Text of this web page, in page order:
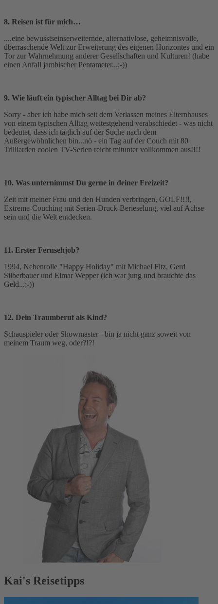
8. Reisen ist für mich…
....eine bewusstseinserweiternde, alternativlose, geheimnisvolle,
überraschende Welt zur Erweiterung des eigenen Horizontes und ein
Tor zur Wahrnehmung anderer Gesellschaften und Kulturen! (habe
einen Anfall jambischer Pentameter...;-))
9. Wie läuft ein typischer Alltag bei Dir ab?
Sorry - aber ich habe mich seit dem Verlassen meines Elternhauses
von einem typischen Alltag weitestgehend verabschiedet - was nicht
bedeutet, dass ich täglich auf der Suche nach dem
Außergewöhnlichen bin...nö - ein Tag auf der Couch mit 80
Trilliarden coolen TV-Serien reicht mitunter vollkommen aus!!!!
10. Was unternimmst Du gerne in deiner Freizeit?
Zeit mit meiner Frau und den Hunden verbringen, GOLF!!!!,
Extreme-Couching mit Serien-Druck-Berieselung, viel auf Achse
sein und die Welt entdecken.
11. Erster Fernsehjob?
1994, Nebenrolle "Happy Holiday" mit Michael Fitz, Gerd
Silberbauer und Elmar Wepper (ich war jung und brauchte das
Geld...;-))
12. Dein Traumberuf als Kind?
Schauspieler oder Showmaster - bin ja nicht ganz soweit von
meinem Traum weg, oder?!?!
Kai's Reisetipps